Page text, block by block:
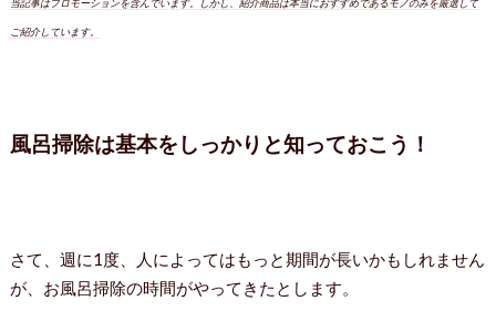
ご紹介しています。
風呂掃除は基本をしっかりと知っておこう！
さて、週に1度、人によってはもっと期間が長いかもしれません
が、お風呂掃除の時間がやってきたとします。